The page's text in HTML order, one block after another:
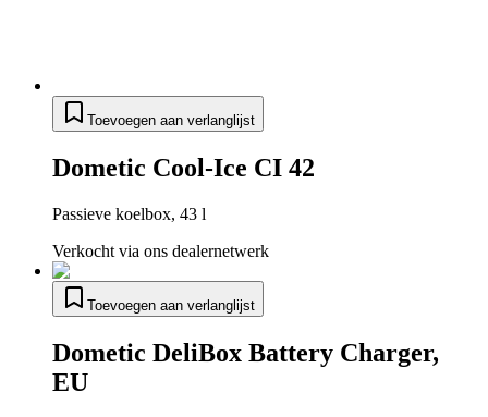
Toevoegen aan verlanglijst
Dometic Cool-Ice CI 42
Passieve koelbox, 43 l
Verkocht via ons dealernetwerk
Toevoegen aan verlanglijst
Dometic DeliBox Battery Charger,
EU